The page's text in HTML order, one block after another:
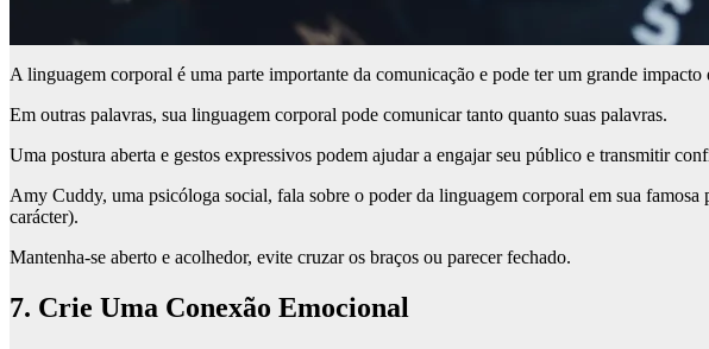
A linguagem corporal é uma parte importante da comunicação e pode ter um grande impacto
Em outras palavras, sua linguagem corporal pode comunicar tanto quanto suas palavras.
Uma postura aberta e gestos expressivos podem ajudar a engajar seu público e transmitir
Amy Cuddy, uma psicóloga social, fala sobre o poder da linguagem corporal em sua
carácter).
Mantenha-se aberto e acolhedor, evite cruzar os braços ou parecer fechado.
7. Crie Uma Conexão Emocional